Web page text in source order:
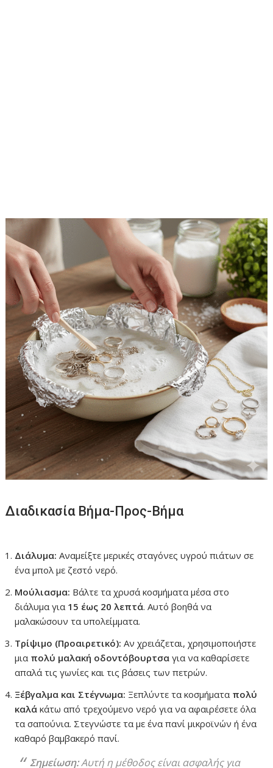
Διαδικασία Βήμα-Προς-Βήμα
Διάλυμα: Αναμείξτε μερικές σταγόνες υγρού πιάτων σε
ένα μπολ με ζεστό νερό.
Μούλιασμα: Βάλτε τα χρυσά κοσμήματα μέσα στο
διάλυμα για 15 έως 20 λεπτά. Αυτό βοηθά να
μαλακώσουν τα υπολείμματα.
Τρίψιμο (Προαιρετικό): Αν χρειάζεται, χρησιμοποιήστε
μια πολύ μαλακή οδοντόβουρτσα για να καθαρίσετε
απαλά τις γωνίες και τις βάσεις των πετρών.
Ξέβγαλμα και Στέγνωμα: Ξεπλύντε τα κοσμήματα πολύ
καλά κάτω από τρεχούμενο νερό για να αφαιρέσετε όλα
τα σαπούνια. Στεγνώστε τα με ένα πανί μικροϊνών ή ένα
καθαρό βαμβακερό πανί.
Σημείωση:Αυτή η μέθοδος είναι ασφαλής για